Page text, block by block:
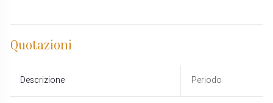
Quotazioni
Descrizione Periodo